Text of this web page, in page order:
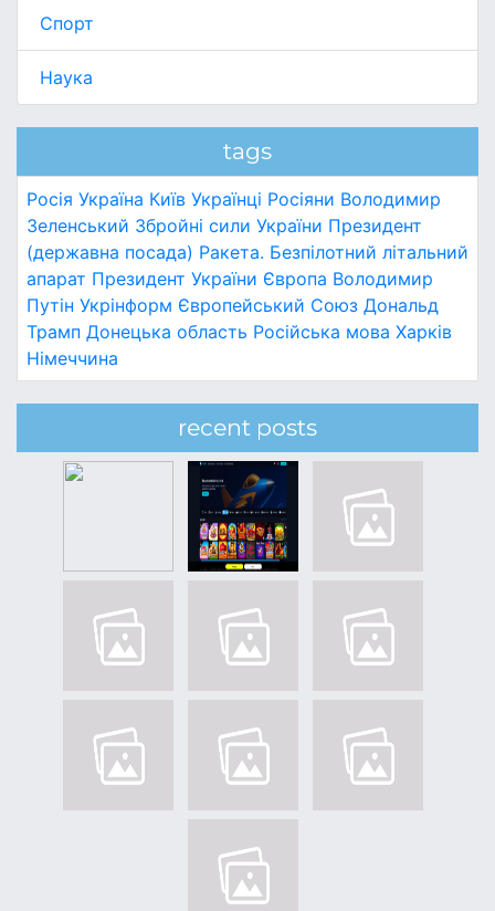
Спорт
Наука
tags
Росія Україна Київ Українці Росіяни Володимир
Зеленський Збройні сили України Президент
(державна посада) Ракета. Безпілотний літальний
апарат Президент України Європа Володимир
Путін Укрінформ Європейський Союз Дональд
Трамп Донецька область Російська мова Харків
Німеччина
recent posts